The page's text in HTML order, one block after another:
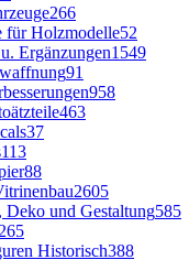
266
für Holzmodelle52
Ergänzungen1549
91
958
463
37
113
88
2605
Deko und Gestaltung585
Historisch388